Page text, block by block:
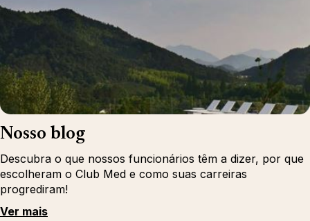
Nosso blog
Descubra o que nossos funcionários têm a dizer, por que
escolheram o Club Med e como suas carreiras
progrediram!
Ver mais